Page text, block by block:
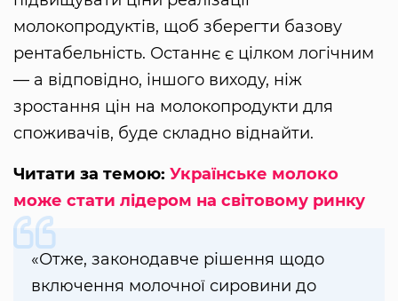
молокопродуктів, щоб зберегти базову
рентабельність. Останнє є цілком логічним
— а відповідно, іншого виходу, ніж
зростання цін на молокопродукти для
споживачів, буде складно віднайти.
Читати за темою: Українське молоко
може стати лідером на світовому ринку
«Отже, законодавче рішення щодо
включення молочної сировини до